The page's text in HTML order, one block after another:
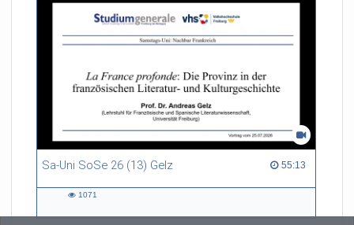
Sa-Uni SoSe 26 (13) Gelz 55:13
55:13 duration
1071